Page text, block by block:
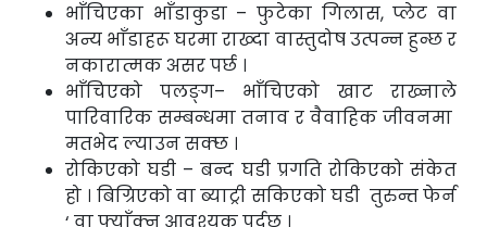
भाँचिएका भाँडाकुडा – फुटेका गिलास, प्लेट वा
अन्य भाँडाहरू घरमा राख्दा वास्तुदोष उत्पन्न हुन्छ र
नकारात्मक असर पर्छ ।
भाँचिएको पलङ्ग– भाँचिएको खाट राख्नाले
पारिवारिक सम्बन्धमा तनाव र वैवाहिक जीवनमा
मतभेद ल्याउन सक्छ ।
रोकिएको घडी – बन्द घडी प्रगति रोकिएको संकेत
हो । बिग्रिएको वा ब्याट्री सकिएको घडी तुरुन्त फेर्न